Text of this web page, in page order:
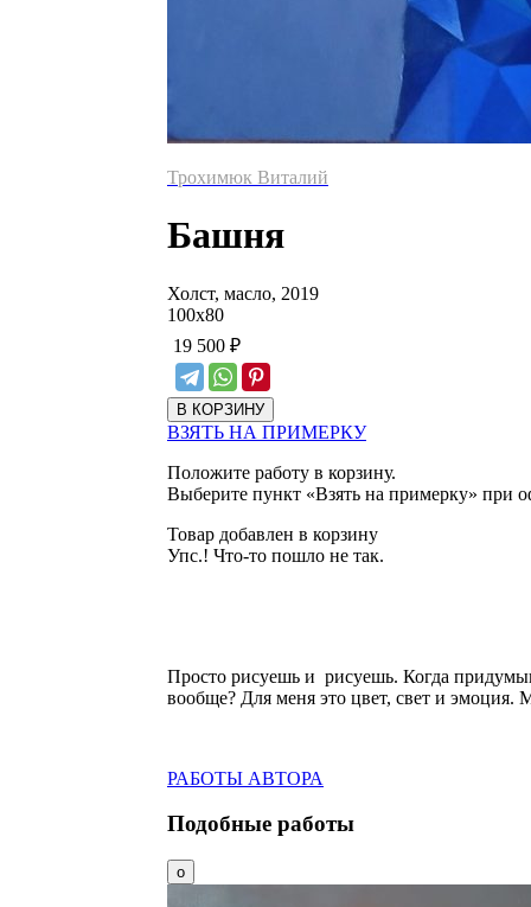
Трохимюк Виталий
Башня
Холст, масло, 2019
100х80
19 500 ₽
ВЗЯТЬ НА ПРИМЕРКУ
Положите работу в корзину.
Выберите пункт «Взять на примерку» при
Товар добавлен в корзину
Упс.! Что-то пошло не так.
Просто рисуешь и рисуешь. Когда
вообще? Для меня это цвет, свет и
РАБОТЫ АВТОРА
Подобные работы